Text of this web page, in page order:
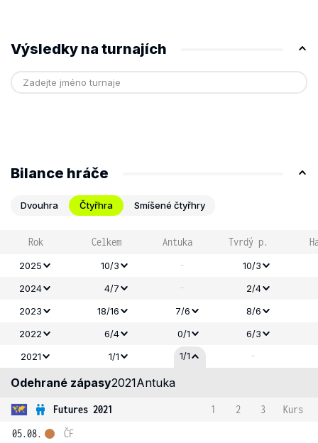
Výsledky na turnajích
Bilance hráče
Dvouhra Čtyřhra Smíšené čtyřhry
Rok Celkem Antuka Tvrdý p.
2025 10/3 -
10/3
2024
4/7 -
2/4
2023
18/16 7/6 8/6
2022
6/4 0/1
6/3
2021
1/1 1/1 -
Odehrané zápasy2021Antuka
Futures 2021 1 2 3
Kurs
05.08.
ČF